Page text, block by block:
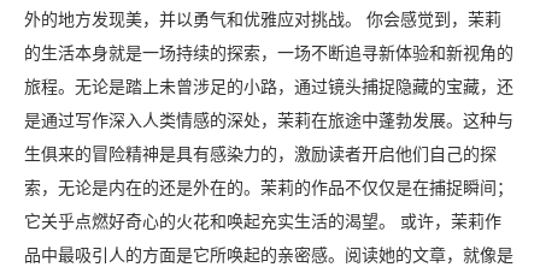
外的地方发现美，并以勇气和优雅应对挑战。 你会感觉到，茉莉
的生活本身就是一场持续的探索，一场不断追寻新体验和新视角的
旅程。无论是踏上未曾涉足的小路，通过镜头捕捉隐藏的宝藏，还
是通过写作深入人类情感的深处，茉莉在旅途中蓬勃发展。这种与
生俱来的冒险精神是具有感染力的，激励读者开启他们自己的探
索，无论是内在的还是外在的。茉莉的作品不仅仅是在捕捉瞬间；
它关乎点燃好奇心的火花和唤起充实生活的渴望。 或许，茉莉作
品中最吸引人的方面是它所唤起的亲密感。阅读她的文章，就像是